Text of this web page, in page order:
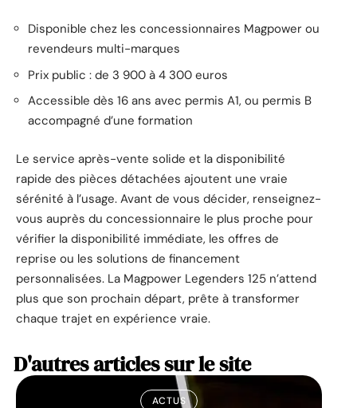
Disponible chez les concessionnaires Magpower ou
revendeurs multi-marques
Prix public : de 3 900 à 4 300 euros
Accessible dès 16 ans avec permis A1, ou permis B
accompagné d’une formation
Le service après-vente solide et la disponibilité
rapide des pièces détachées ajoutent une vraie
sérénité à l’usage. Avant de vous décider, renseignez-
vous auprès du concessionnaire le plus proche pour
vérifier la disponibilité immédiate, les offres de
reprise ou les solutions de financement
personnalisées. La Magpower Legenders 125 n’attend
plus que son prochain départ, prête à transformer
chaque trajet en expérience vraie.
D'autres articles sur le site
ACTUS